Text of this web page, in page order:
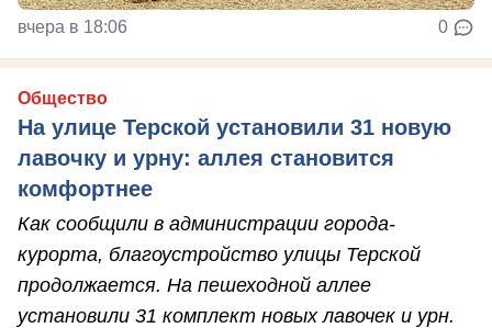
вчера в 18:06 0
Общество
На улице Терской установили 31 новую
лавочку и урну: аллея становится
комфортнее
Как сообщили в администрации города-
курорта, благоустройство улицы Терской
продолжается. На пешеходной аллее
установили 31 комплект новых лавочек и урн.